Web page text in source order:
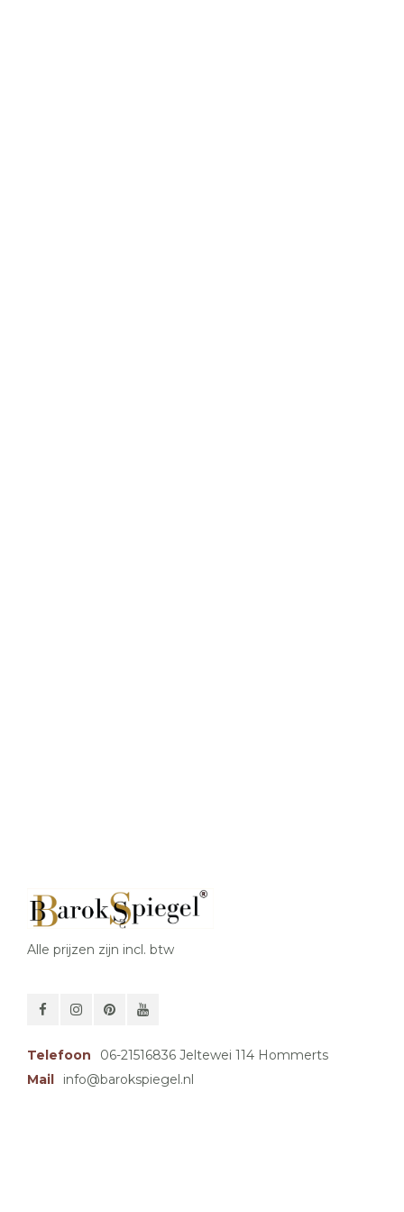
Alle prijzen zijn incl. btw
Telefoon
06-21516836 Jeltewei 114 Hommerts
Mail
info@barokspiegel.nl